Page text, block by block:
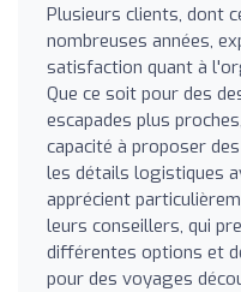
Plusieurs clients, dont
nombreuses années,
satisfaction quant à
Que ce soit pour des
escapades plus
capacité à proposer
les détails logistiques
apprécient
leurs conseillers, qui
différentes options et
pour des voyages